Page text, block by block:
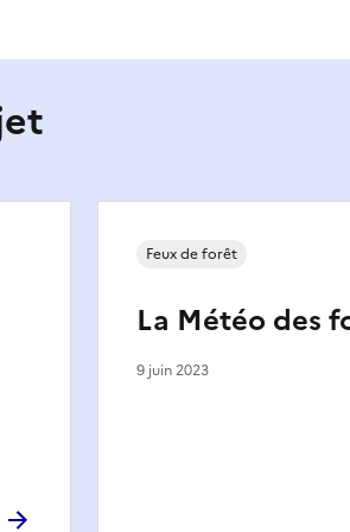
La Météo des
Feux de forêt
9 juin 2023